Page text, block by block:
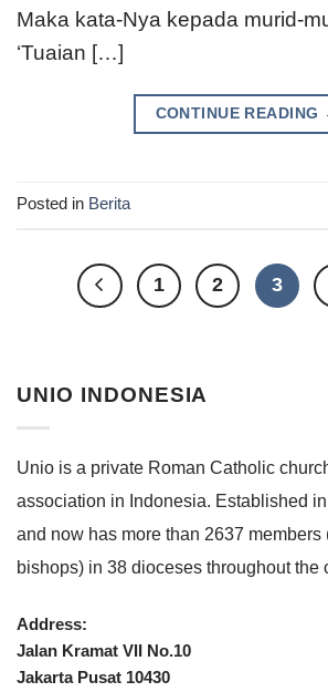
Maka kata-Nya kepada murid-
‘Tuaian […]
CONTINUE READING
Posted in Berita
1 2 3
UNIO INDONESIA
Unio is a private Roman Catholic
association in Indonesia. Established
and now has more than 2637 members
bishops) in 38 dioceses throughout the
Address:
Jalan Kramat VII No.10
Jakarta Pusat 10430